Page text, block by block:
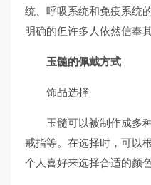
统、呼吸系统和免疫系统
明确的但许多人依然信奉
玉髓的佩戴方式
饰品选择
玉髓可以被制作成多
戒指等。在选择时，可以
个人喜好来选择合适的颜